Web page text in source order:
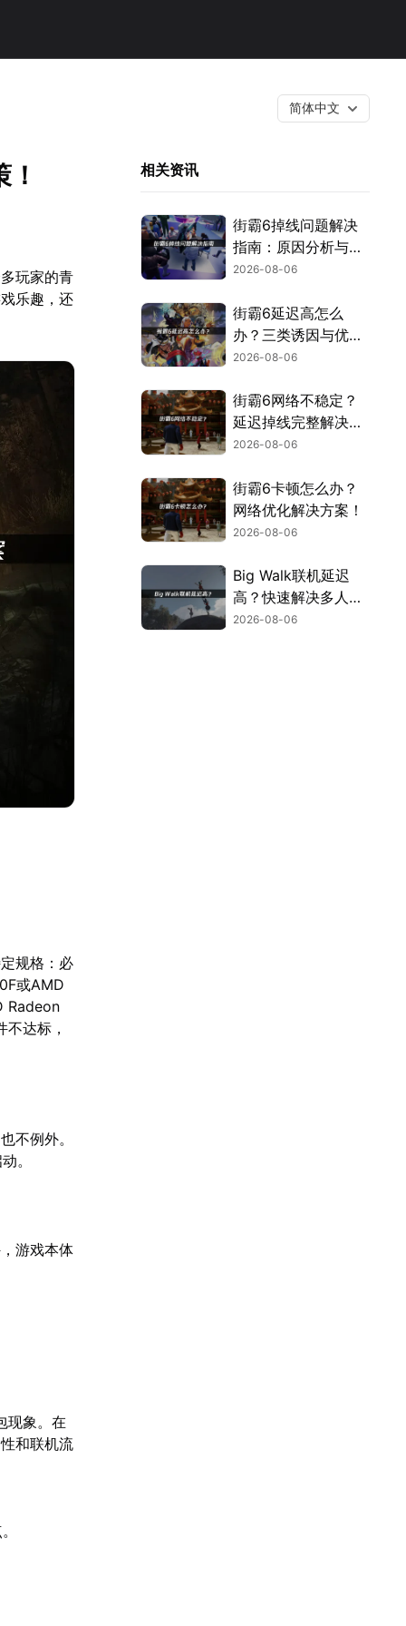
简体中文
玩家的青
乐趣，还
规格：必
或AMD
Radeon
达标，
不例外。
。
游戏本体
现象。在
和联机流
相关资讯
街霸6掉线问题解决
指南：原因分析与网
络优化技巧！
2026-08-06
街霸6延迟高怎么
办？三类诱因与优化
解决方案！
2026-08-06
街霸6网络不稳定？
延迟掉线完整解决指
南！
2026-08-06
街霸6卡顿怎么办？
网络优化解决方案！
2026-08-06
Big Walk联机延迟
高？快速解决多人联
机卡顿问题！
2026-08-06